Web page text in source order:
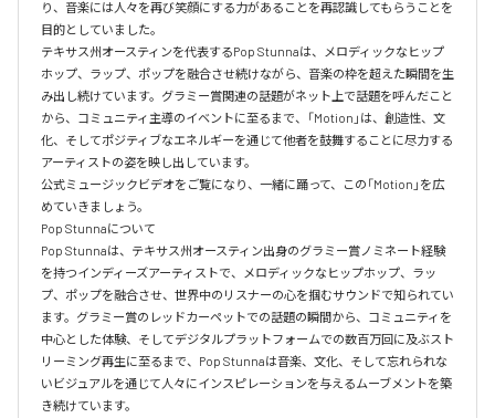
り、音楽には人々を再び笑顔にする力があることを再認識してもらうことを
目的としていました。
テキサス州オースティンを代表するPop Stunnaは、メロディックなヒップ
ホップ、ラップ、ポップを融合させ続けながら、音楽の枠を超えた瞬間を生
み出し続けています。グラミー賞関連の話題がネット上で話題を呼んだこと
から、コミュニティ主導のイベントに至るまで、「Motion」は、創造性、文
化、そしてポジティブなエネルギーを通じて他者を鼓舞することに尽力する
アーティストの姿を映し出しています。
公式ミュージックビデオをご覧になり、一緒に踊って、この「Motion」を広
めていきましょう。
Pop Stunnaについて
Pop Stunnaは、テキサス州オースティン出身のグラミー賞ノミネート経験
を持つインディーズアーティストで、メロディックなヒップホップ、ラッ
プ、ポップを融合させ、世界中のリスナーの心を掴むサウンドで知られてい
ます。グラミー賞のレッドカーペットでの話題の瞬間から、コミュニティを
中心とした体験、そしてデジタルプラットフォームでの数百万回に及ぶスト
リーミング再生に至るまで、Pop Stunnaは音楽、文化、そして忘れられな
いビジュアルを通じて人々にインスピレーションを与えるムーブメントを築
き続けています。